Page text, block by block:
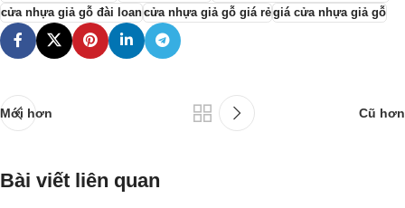
cửa nhựa giả gỗ đài loancửa nhựa giả gỗ giá rẻgiá cửa nhựa giả gỗ
Mới hơn Cũ hơn
Bài viết liên quan